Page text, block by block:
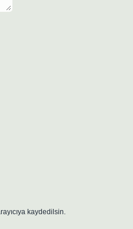
kaydedilsin.